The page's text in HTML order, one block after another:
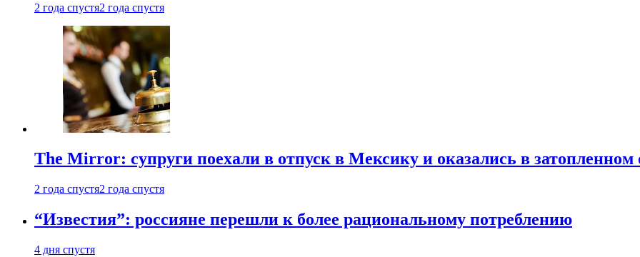
2 года спустя2 года спустя
The Mirror: супруги поехали в отпуск в Мексику и оказались в затопленном
2 года спустя2 года спустя
“Известия”: россияне перешли к более рациональному потреблению
4 дня спустя